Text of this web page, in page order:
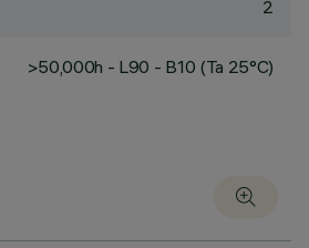
2
>50,000h - L90 - B10 (Ta 25°C)